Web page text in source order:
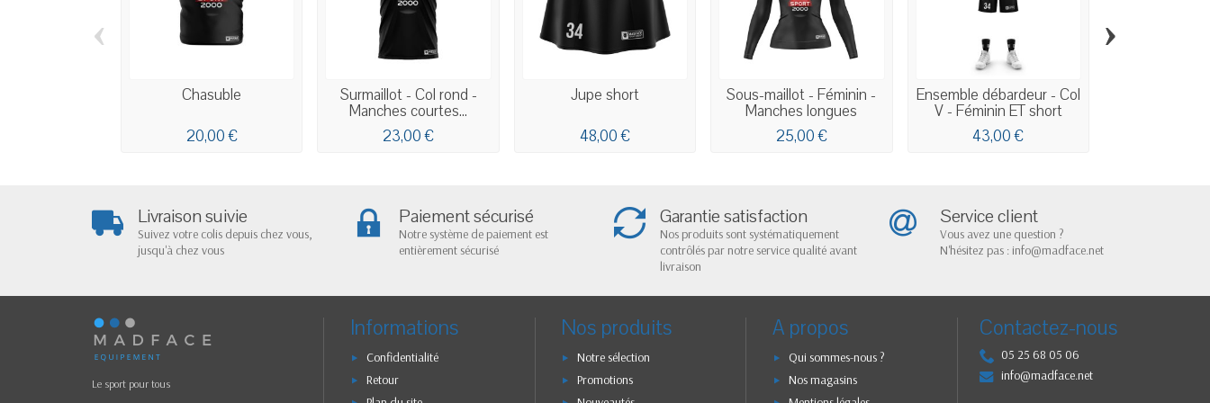
Chasuble
20,00 €
Surmaillot - Col rond -
Manches courtes...
23,00 €
Jupe short
48,00 €
Sous-maillot - Féminin -
Manches longues
25,00 €
Ensemble débardeur - Col
V - Féminin ET short
43,00 €
‹ ›
Livraison suivie
Suivez votre colis depuis chez vous,
jusqu'à chez vous
Paiement sécurisé
Notre système de paiement est
entièrement sécurisé
Garantie satisfaction
Nos produits sont systématiquement
contrôlés par notre service qualité avant
livraison
Service client
Vous avez une question ?
N'hésitez pas : info@madface.net
Le sport pour tous
Informations
Confidentialité
Retour
Nos produits
Notre sélection
Promotions
A propos
Qui sommes-nous ?
Nos magasins
Contactez-nous
05 25 68 05 06
info@madface.net